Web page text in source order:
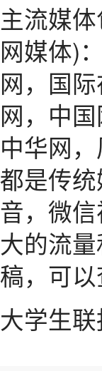
主流媒
网媒体)
网，国
网，中
中华网
都是传
音，微
大的流
稿，可以
大学生联